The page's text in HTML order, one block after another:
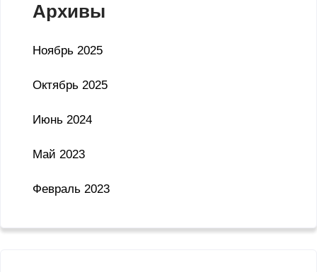
Архивы
Ноябрь 2025
Октябрь 2025
Июнь 2024
Май 2023
Февраль 2023